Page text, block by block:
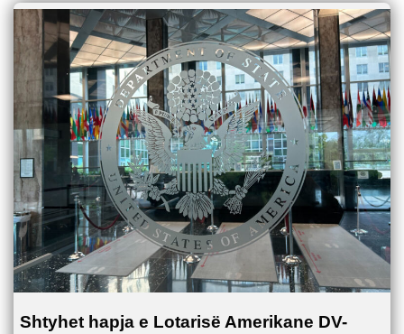
Shtyhet hapja e Lotarisë Amerikane DV-